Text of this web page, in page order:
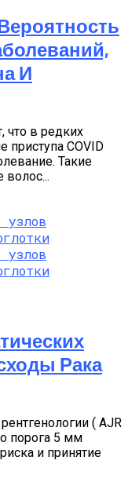
И
что в редких
приступа COVID
Такие
волос...
Рака
( AJR
порога 5 мм
и принятие